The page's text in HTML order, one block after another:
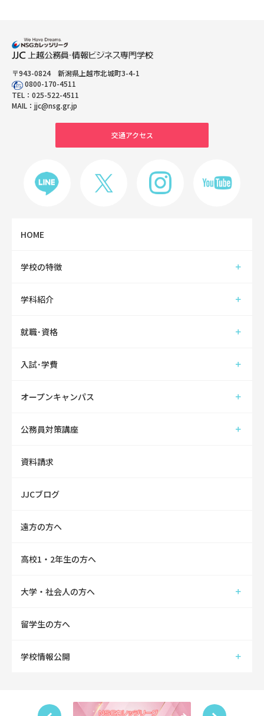
〒943-0824 新潟県上越市北城町3-4-1
0800-170-4511
TEL： 025-522-4511
MAIL： jjc@nsg.gr.jp
交通アクセス
HOME
学校の特徴
学科紹介
就職･資格
入試･学費
オープンキャンパス
公務員対策講座
資料請求
JJCブログ
遠方の方へ
高校1・2年生の方へ
大学・社会人の方へ
留学生の方へ
学校情報公開